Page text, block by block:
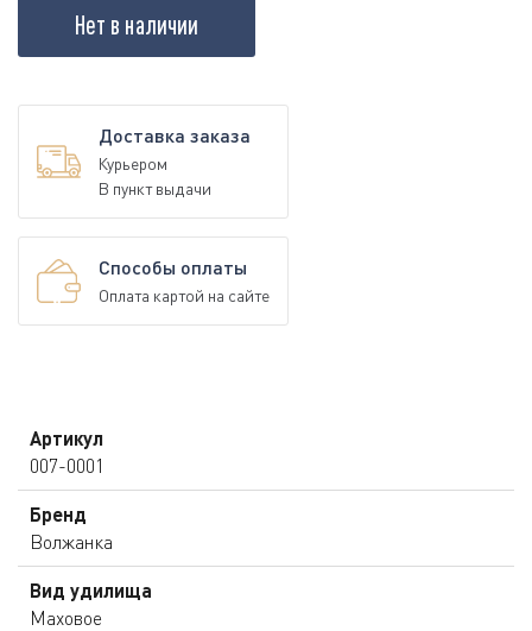
Нет в наличии
Доставка заказа
Курьером
В пункт выдачи
Способы оплаты
Оплата картой на сайте
Артикул
007-0001
Бренд
Волжанка
Вид удилища
Маховое